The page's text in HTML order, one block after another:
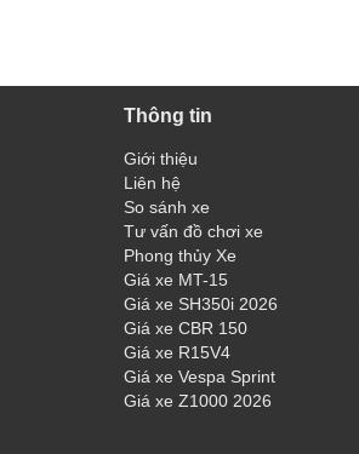
Thông tin
Giới thiệu
Liên hệ
So sánh xe
Tư vấn đồ chơi xe
Phong thủy Xe
Giá xe MT-15
Giá xe SH350i 2026
Giá xe CBR 150
Giá xe R15V4
Giá xe Vespa Sprint
Giá xe Z1000 2026